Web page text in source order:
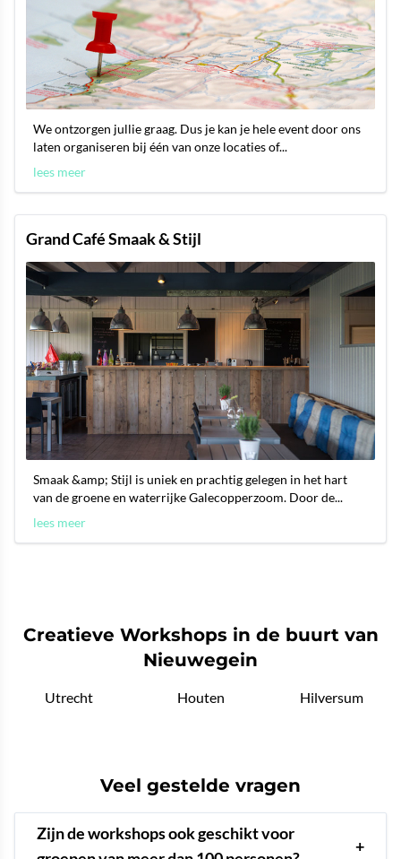
We ontzorgen jullie graag. Dus je kan je hele event door ons
laten organiseren bij één van onze locaties of...
lees meer
Grand Café Smaak & Stijl
Smaak &amp; Stijl is uniek en prachtig gelegen in het hart
van de groene en waterrijke Galecopperzoom. Door de...
lees meer
Creatieve Workshops in de buurt van
Nieuwegein
Utrecht Houten Hilversum
Veel gestelde vragen
Zijn de workshops ook geschikt voor
+